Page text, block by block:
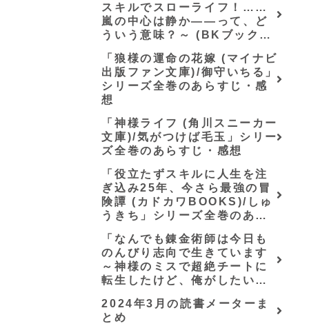
スキルでスローライフ！……
嵐の中心は静か――って、ど
ういう意味？～ (BKブック
らすじ・感想
「狼様の運命の花嫁 (マイナビ
出版ファン文庫)/御守いちる」
シリーズ全巻のあらすじ・感
想
「神様ライフ (角川スニーカー
文庫)/気がつけば毛玉」シリー
ズ全巻のあらすじ・感想
「役立たずスキルに人生を注
ぎ込み25年、今さら最強の冒
険譚 (カドカワBOOKS)/しゅ
うきち」シリーズ全巻のあら
「なんでも錬金術師は今日も
のんびり志向で生きています
～神様のミスで超絶チートに
転生したけど、俺がしたいの
会の立上げです～（グラスト
ノベルス） (グラスト
2024年3月の読書メーターま
とめ